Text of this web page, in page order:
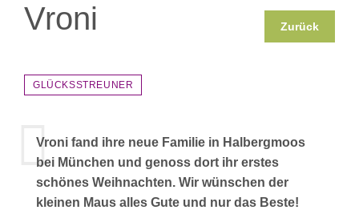
Vroni Zurück
GLÜCKSSTREUNER
Vroni fand ihre neue Familie in Halbergmoos
bei München und genoss dort ihr erstes
schönes Weihnachten. Wir wünschen der
kleinen Maus alles Gute und nur das Beste!